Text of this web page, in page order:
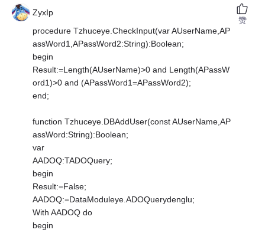
ZyxIp
procedure Tzhuceye.CheckInput(var AUserName,AP
assWord1,APassWord2:String):Boolean;
begin
Result:=Length(AUserName)>0 and Length(APassW
ord1)>0 and (APassWord1=APassWord2);
end;
function Tzhuceye.DBAddUser(const AUserName,AP
assWord:String):Boolean;
var
AADOQ:TADOQuery;
begin
Result:=False;
AADOQ:=DataModuleye.ADOQuerydenglu;
With AADOQ do
begin
赞